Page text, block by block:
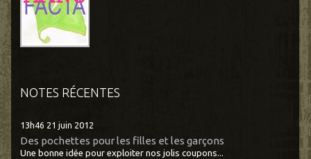
NOTES RÉCENTES
13h46 21 juin 2012
Des pochettes pour les filles et les garçons
Une bonne idée pour exploiter nos jolis coupons...